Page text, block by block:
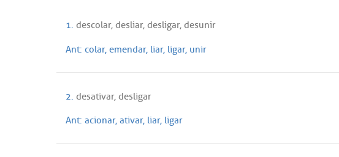
1. descolar, desliar, desligar, desunir
Ant: colar, emendar, liar, ligar, unir
2. desativar, desligar
Ant: acionar, ativar, liar, ligar